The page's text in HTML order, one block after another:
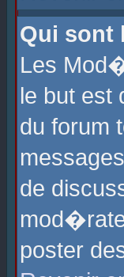
Qui sont
Les
le but est
du forum
de
poster